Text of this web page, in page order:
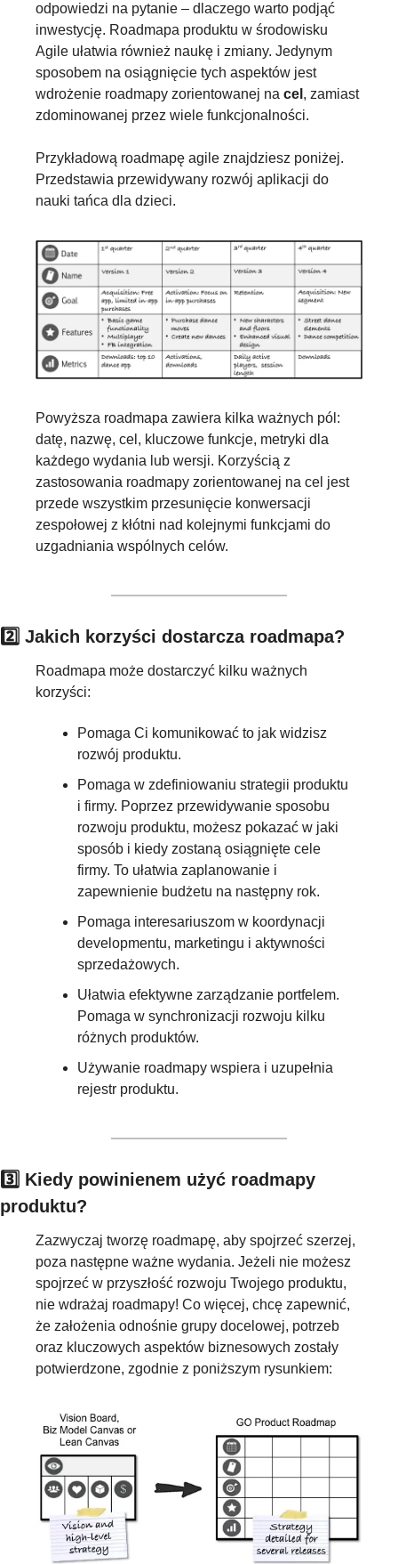
odpowiedzi na pytanie – dlaczego warto podjąć
inwestycję. Roadmapa produktu w środowisku
Agile ułatwia również naukę i zmiany. Jedynym
sposobem na osiągnięcie tych aspektów jest
wdrożenie roadmapy zorientowanej na cel , zamiast
zdominowanej przez wiele funkcjonalności.
Przykładową roadmapę agile znajdziesz poniżej.
Przedstawia przewidywany rozwój aplikacji do
nauki tańca dla dzieci.
Powyższa roadmapa zawiera kilka ważnych pól:
datę, nazwę, cel, kluczowe funkcje, metryki dla
każdego wydania lub wersji. Korzyścią z
zastosowania roadmapy zorientowanej na cel jest
przede wszystkim przesunięcie konwersacji
zespołowej z kłótni nad kolejnymi funkcjami do
uzgadniania wspólnych celów.
2️⃣ Jakich korzyści dostarcza roadmapa?
Roadmapa może dostarczyć kilku ważnych
korzyści:
Pomaga Ci komunikować to jak widzisz
rozwój produktu.
Pomaga w zdefiniowaniu strategii produktu
i firmy. Poprzez przewidywanie sposobu
rozwoju produktu, możesz pokazać w jaki
sposób i kiedy zostaną osiągnięte cele
firmy. To ułatwia zaplanowanie i
zapewnienie budżetu na następny rok.
Pomaga interesariuszom w koordynacji
developmentu, marketingu i aktywności
sprzedażowych.
Ułatwia efektywne zarządzanie portfelem.
Pomaga w synchronizacji rozwoju kilku
różnych produktów.
Używanie roadmapy wspiera i uzupełnia
rejestr produktu.
3️⃣ Kiedy powinienem użyć roadmapy
produktu?
Zazwyczaj tworzę roadmapę, aby spojrzeć szerzej,
poza następne ważne wydania. Jeżeli nie możesz
spojrzeć w przyszłość rozwoju Twojego produktu,
nie wdrażaj roadmapy! Co więcej, chcę zapewnić,
że założenia odnośnie grupy docelowej, potrzeb
oraz kluczowych aspektów biznesowych zostały
potwierdzone, zgodnie z poniższym rysunkiem: